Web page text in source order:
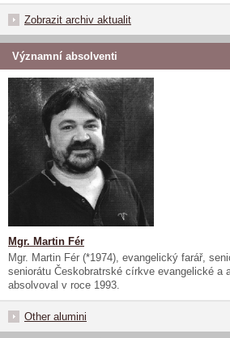
Zobrazit archiv aktualit
Významní absolventi
Mgr. Martin Fér
Mgr. Martin Fér (*1974), evangelický farář,
seniorátu Českobratrské církve evangelické a
absolvoval v roce 1993.
Other alumini